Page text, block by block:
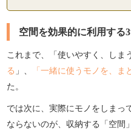
空間を効果的に利用する
これまで、「使いやすく、しま
る 」、 「一緒に使うモノを、ま
た。
では次に、実際にモノをしまっ
ならないのが、収納する「空間